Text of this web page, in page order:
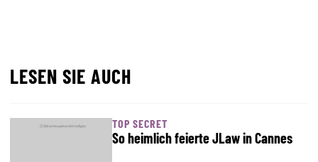
LESEN SIE AUCH
TOP SECRET
So heimlich feierte JLaw in Cannes